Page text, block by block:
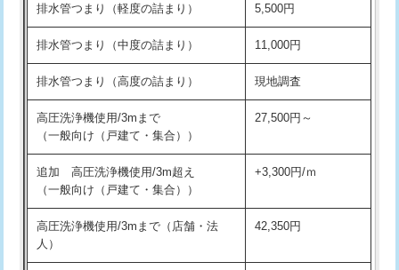
※給水管工事は20mmまでの価格です。
持込商品取付（浄水器・分岐水栓） 16,500円
給水管工事※（ホール加工) 16,500円
給水管工事※（バンド止め) 3,300円
給水管工事※（支持金具設置)
給水管工事※（保温材使用（バンド止
め込み）)
5,500円
給水管工事※（土の掘削・埋め戻し作
業)
11,000円
排水管つまり（軽度の詰まり） 5,500円
排水管つまり（中度の詰まり） 11,000円
排水管つまり（高度の詰まり） 現地調査
高圧洗浄機使用/3mまで
（一般向け（戸建て・集合））
27,500円～
追加 高圧洗浄機使用/3m超え
（一般向け（戸建て・集合））
+3,300円/ｍ
高圧洗浄機使用/3mまで（店舗・法
人）
42,350円